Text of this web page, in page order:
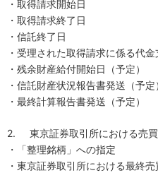
・取得請求開始日
・取得請求終了日
・信託終了日
・受理された取得請求に係る代金
・残余財産給付開始日（予定）
・信託財産状況報告書発送（予定
・最終計算報告書発送（予定）
2. 東京証券取引所における売
・「整理銘柄」への指定
・東京証券取引所における最終売